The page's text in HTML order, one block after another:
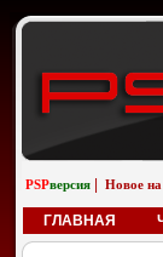
PSPверсия Новое на
ГЛАВНАЯ